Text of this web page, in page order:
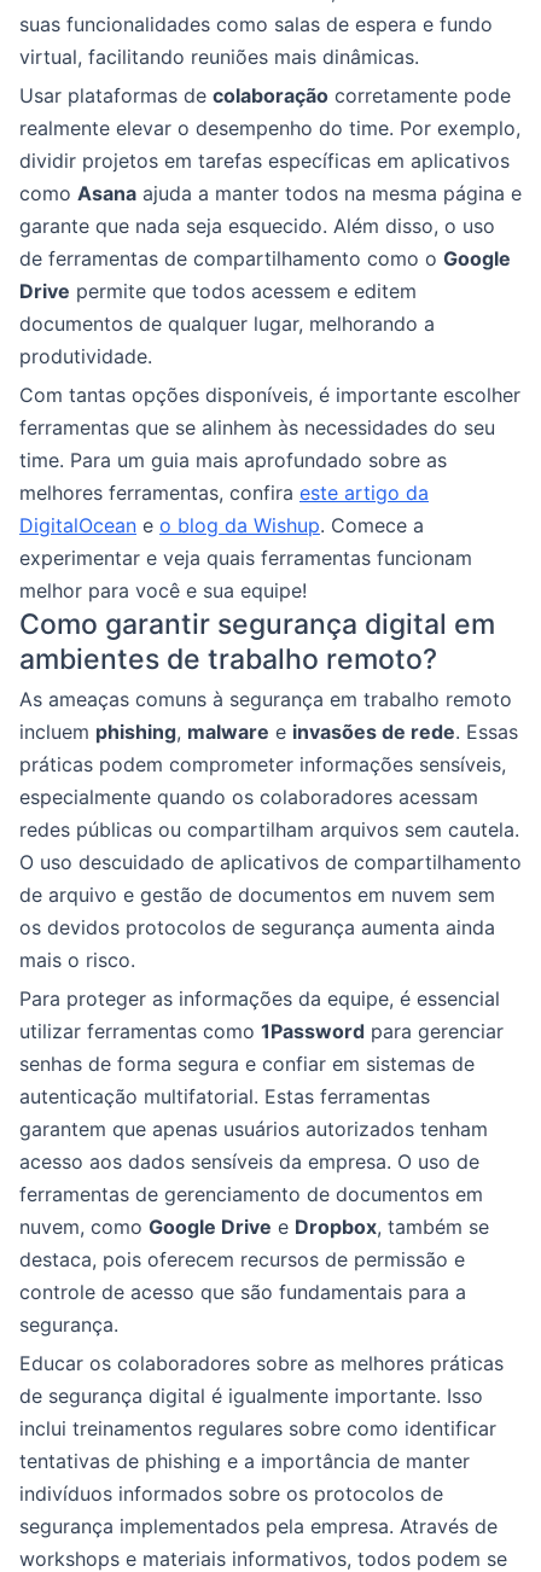
suas funcionalidades como salas de espera e fundo
virtual, facilitando reuniões mais dinâmicas.
Usar plataformas de colaboração corretamente pode
realmente elevar o desempenho do time. Por exemplo,
dividir projetos em tarefas específicas em aplicativos
como Asana ajuda a manter todos na mesma página e
garante que nada seja esquecido. Além disso, o uso
de ferramentas de compartilhamento como o Google
Drive permite que todos acessem e editem
documentos de qualquer lugar, melhorando a
produtividade.
Com tantas opções disponíveis, é importante escolher
ferramentas que se alinhem às necessidades do seu
time. Para um guia mais aprofundado sobre as
melhores ferramentas, confira este artigo da
DigitalOcean e o blog da Wishup. Comece a
experimentar e veja quais ferramentas funcionam
melhor para você e sua equipe!
Como garantir segurança digital em
ambientes de trabalho remoto?
As ameaças comuns à segurança em trabalho remoto
incluem phishing, malware e invasões de rede. Essas
práticas podem comprometer informações sensíveis,
especialmente quando os colaboradores acessam
redes públicas ou compartilham arquivos sem cautela.
O uso descuidado de aplicativos de compartilhamento
de arquivo e gestão de documentos em nuvem sem
os devidos protocolos de segurança aumenta ainda
mais o risco.
Para proteger as informações da equipe, é essencial
utilizar ferramentas como 1Password para gerenciar
senhas de forma segura e confiar em sistemas de
autenticação multifatorial. Estas ferramentas
garantem que apenas usuários autorizados tenham
acesso aos dados sensíveis da empresa. O uso de
ferramentas de gerenciamento de documentos em
nuvem, como Google Drive e Dropbox, também se
destaca, pois oferecem recursos de permissão e
controle de acesso que são fundamentais para a
segurança.
Educar os colaboradores sobre as melhores práticas
de segurança digital é igualmente importante. Isso
inclui treinamentos regulares sobre como identificar
tentativas de phishing e a importância de manter
indivíduos informados sobre os protocolos de
segurança implementados pela empresa. Através de
workshops e materiais informativos, todos podem se